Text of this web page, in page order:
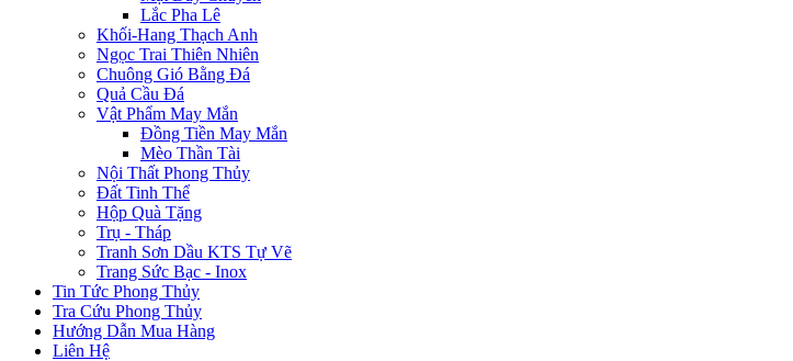
Lắc Pha Lê
Khối-Hang Thạch Anh
Ngọc Trai Thiên Nhiên
Chuông Gió Bằng Đá
Quả Cầu Đá
Vật Phẩm May Mắn
Đồng Tiền May Mắn
Mèo Thần Tài
Nội Thất Phong Thủy
Đất Tinh Thể
Hộp Quà Tặng
Trụ - Tháp
Tranh Sơn Dầu KTS Tự Vẽ
Trang Sức Bạc - Inox
Tin Tức Phong Thủy
Tra Cứu Phong Thủy
Hướng Dẫn Mua Hàng
Liên Hệ